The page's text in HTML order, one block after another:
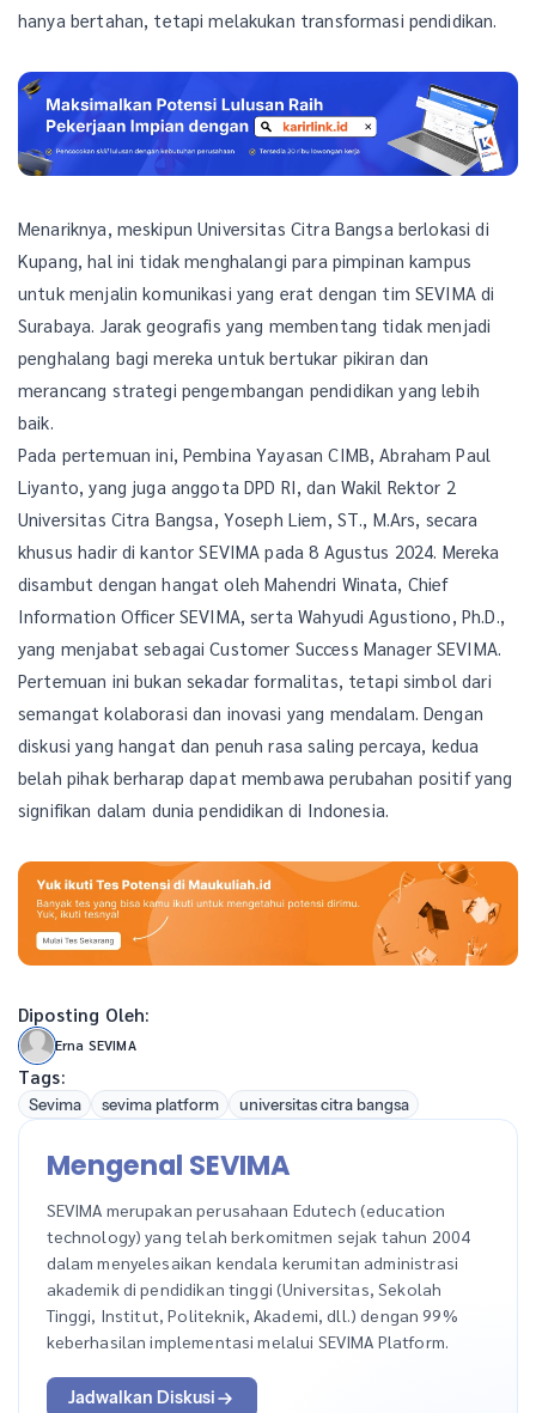
hanya bertahan, tetapi melakukan transformasi pendidikan.
Menariknya, meskipun Universitas Citra Bangsa berlokasi di
Kupang, hal ini tidak menghalangi para pimpinan kampus
untuk menjalin komunikasi yang erat dengan tim SEVIMA di
Surabaya. Jarak geografis yang membentang tidak menjadi
penghalang bagi mereka untuk bertukar pikiran dan
merancang strategi pengembangan pendidikan yang lebih
baik.
Pada pertemuan ini, Pembina Yayasan CIMB, Abraham Paul
Liyanto, yang juga anggota DPD RI, dan Wakil Rektor 2
Universitas Citra Bangsa, Yoseph Liem, ST., M.Ars, secara
khusus hadir di kantor SEVIMA pada 8 Agustus 2024. Mereka
disambut dengan hangat oleh Mahendri Winata, Chief
Information Officer SEVIMA, serta Wahyudi Agustiono, Ph.D.,
yang menjabat sebagai Customer Success Manager SEVIMA.
Pertemuan ini bukan sekadar formalitas, tetapi simbol dari
semangat kolaborasi dan inovasi yang mendalam. Dengan
diskusi yang hangat dan penuh rasa saling percaya, kedua
belah pihak berharap dapat membawa perubahan positif yang
signifikan dalam dunia pendidikan di Indonesia.
Diposting Oleh:
Erna SEVIMA
Tags:
Sevima sevima platform universitas citra bangsa
Mengenal SEVIMA
SEVIMA merupakan perusahaan Edutech (education
technology) yang telah berkomitmen sejak tahun 2004
dalam menyelesaikan kendala kerumitan administrasi
akademik di pendidikan tinggi (Universitas, Sekolah
Tinggi, Institut, Politeknik, Akademi, dll.) dengan 99%
keberhasilan implementasi melalui SEVIMA Platform.
Jadwalkan Diskusi